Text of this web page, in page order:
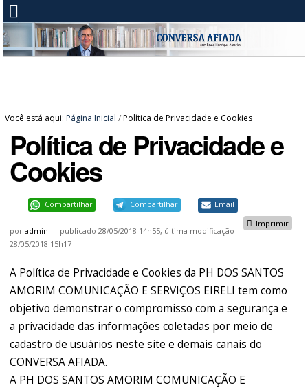
Você está aqui: Página Inicial /Política de Privacidade e Cookies
Política de Privacidade e
Cookies
Compartilhar Compartilhar Email
Imprimir
poradmin — publicado 28/05/2018 14h55, última modificação
28/05/2018 15h17
A Política de Privacidade e Cookies da PH DOS SANTOS
AMORIM COMUNICAÇÃO E SERVIÇOS EIRELI tem como
objetivo demonstrar o compromisso com a segurança e
a privacidade das informações coletadas por meio de
cadastro de usuários neste site e demais canais do
CONVERSA AFIADA.
A PH DOS SANTOS AMORIM COMUNICAÇÃO E